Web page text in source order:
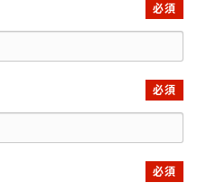
必須
必須
必須